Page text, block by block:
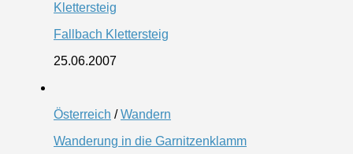
Klettersteig
Fallbach Klettersteig
25.06.2007
Österreich / Wandern
Wanderung in die Garnitzenklamm